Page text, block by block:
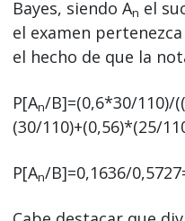
Bayes, siendo An el
el examen
el hecho de que la
P[An/B]=(0,6*30/110)/
(30/110)+(0,56)*(25/
P[An/B]=0,1636/